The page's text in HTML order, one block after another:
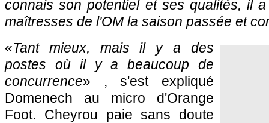
connais son potentiel et ses qualités, il
maîtresses de l'OM la saison passée et
«Tant mieux, mais il y a des
postes où il y a beaucoup de
concurrence» , s'est expliqué
Domenech au micro d'Orange
Foot. Cheyrou paie sans doute